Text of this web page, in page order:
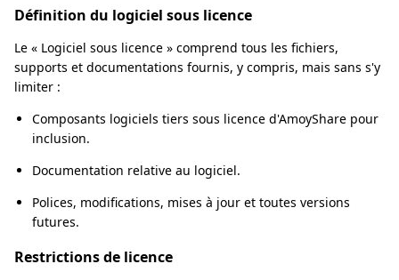
Définition du logiciel sous licence
Le « Logiciel sous licence » comprend tous les fichiers,
supports et documentations fournis, y compris, mais sans s'y
limiter :
Composants logiciels tiers sous licence d'AmoyShare pour
inclusion.
Documentation relative au logiciel.
Polices, modifications, mises à jour et toutes versions
futures.
Restrictions de licence